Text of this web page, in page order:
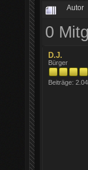
Autor
0
D.J.
Bürger
Beiträge: